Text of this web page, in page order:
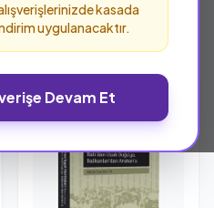
kasada
uygulanacaktır.
Devam Et